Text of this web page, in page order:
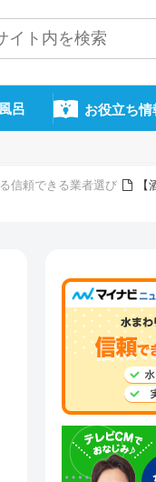
呂 お役立ち情
信頼できる業者選び